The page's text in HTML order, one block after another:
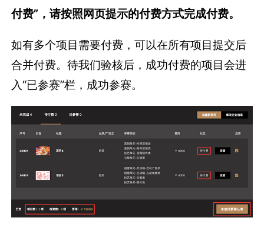
更多报奖问题Q&A
Q1：每个企业可以报名几个项目？每个项目可